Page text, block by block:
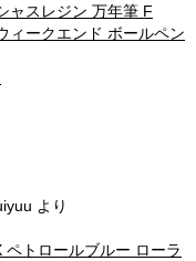
ャスレジン 万年筆 F
ィークエンド ボールペン
より
トロールブルー ローラ